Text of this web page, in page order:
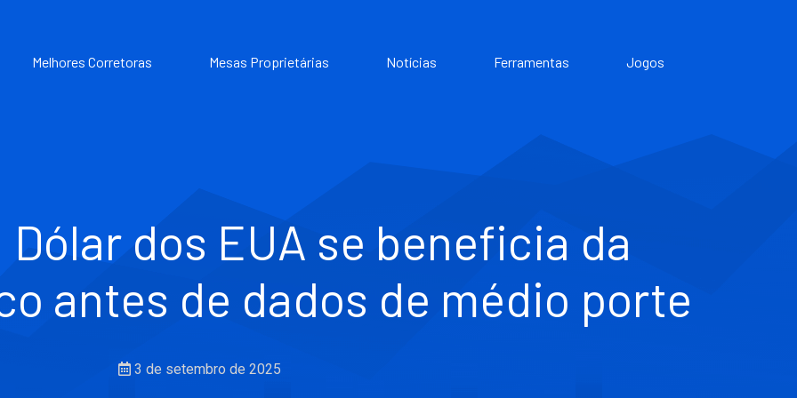
Melhores Corretoras Mesas Proprietárias Notícias Ferramentas Jogos
dos EUA se beneficia da
antes de dados de médio porte
3 de setembro de 2025